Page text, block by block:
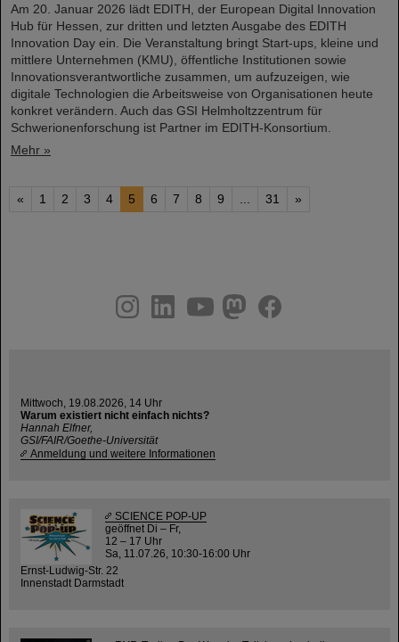
Am 20. Januar 2026 lädt EDITH, der European Digital Innovation
Hub für Hessen, zur dritten und letzten Ausgabe des EDITH
Innovation Day ein. Die Veranstaltung bringt Start-ups, kleine und
mittlere Unternehmen (KMU), öffentliche Institutionen sowie
Innovationsverantwortliche zusammen, um aufzuzeigen, wie
digitale Technologien die Arbeitsweise von Organisationen heute
konkret verändern. Auch das GSI Helmholtzzentrum für
Schwerionenforschung ist Partner im EDITH-Konsortium.
Mehr »
« 1 2 3 4 5 6 7 8 9 31 »
youtube
helmholtz.social
facebook
Mittwoch, 19.08.2026, 14 Uhr
Warum existiert nicht einfach nichts?
Hannah Elfner,
GSI/FAIR/Goethe-Universität
Anmeldung und weitere Informationen
SCIENCE POP-UP
geöffnet Di – Fr,
12 – 17 Uhr
Sa, 11.07.26, 10:30-16:00 Uhr
Ernst-Ludwig-Str. 22
Innenstadt Darmstadt